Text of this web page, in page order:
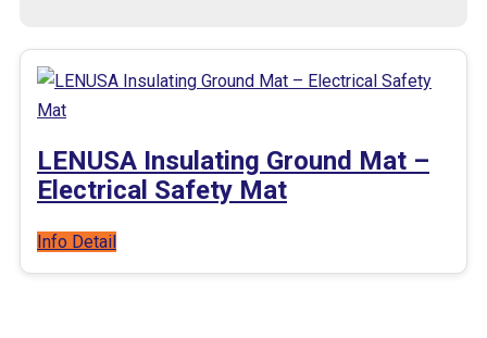
LENUSA Insulating Ground Mat –
Electrical Safety Mat
Info Detail